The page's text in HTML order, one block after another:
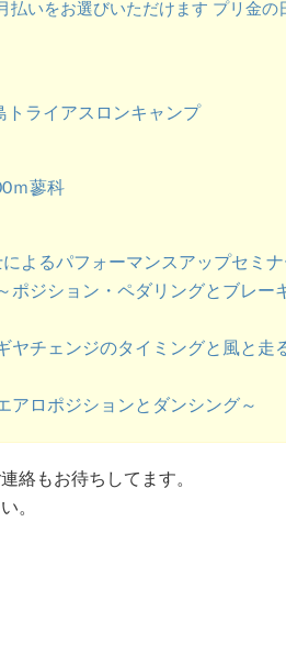
いをお選びいただけます プリ金の
ライアスロンキャンプ
ｍ蓼科
よるパフォーマンスアップセミ
ポジション・ペダリングとブレー
ヤチェンジのタイミングと風と走
アロポジションとダンシング～
絡もお待ちしてます。
。